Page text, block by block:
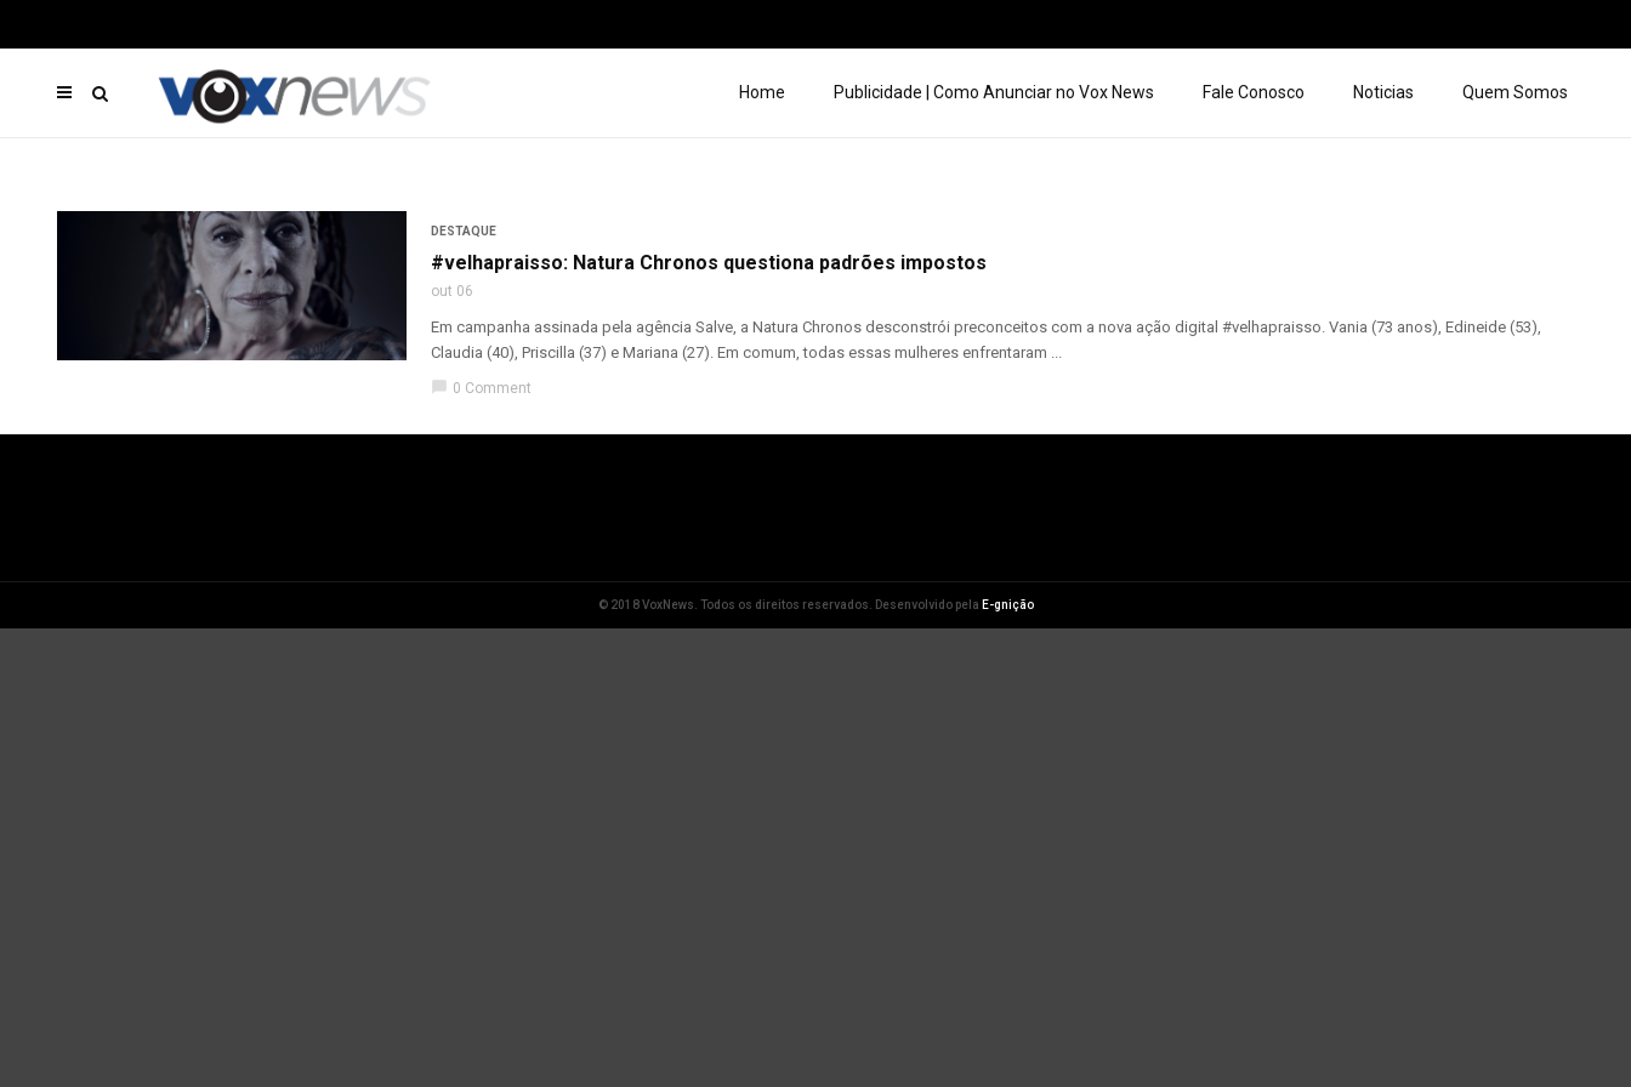
Home Publicidade | Como Anunciar no Vox News Fale Conosco Noticias Quem Somos
DESTAQUE
#velhapraisso: Natura Chronos questiona padrões impostos
out 06
Em campanha assinada pela agência Salve, a Natura Chronos desconstrói preconceitos com a nova ação digital #velhapraisso. Vania (73 anos), Edineide (53),
Claudia (40), Priscilla (37) e Mariana (27). Em comum, todas essas mulheres enfrentaram ...
chat_bubble 0 Comment
© 2018 VoxNews. Todos os direitos reservados. Desenvolvido pela E-gnição